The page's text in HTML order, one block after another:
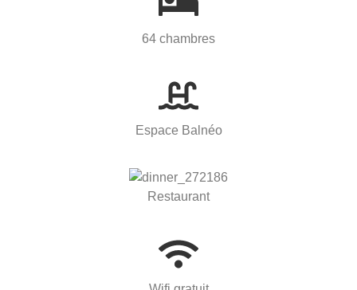
64 chambres
Espace Balnéo
Restaurant